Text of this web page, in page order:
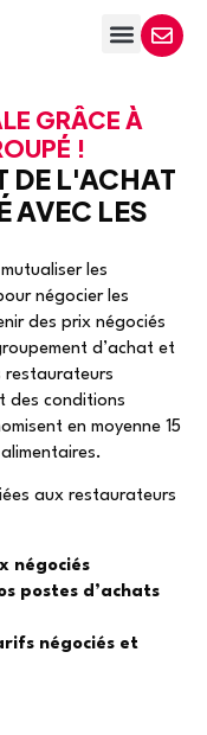
GRÂCE À
!
DE L'ACHAT
AVEC LES
les
négocier les
des prix négociés
d’achat et
restaurateurs
des conditions
en moyenne 15
aux restaurateurs
négociés
postes d’achats
négociés et